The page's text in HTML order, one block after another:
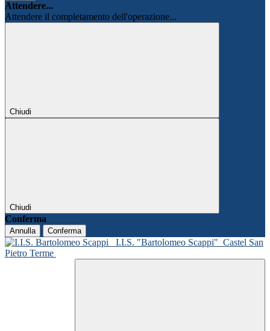
Attendere...
Attendere il completamento dell'operazione...
Chiudi
Chiudi
Conferma
Annulla Conferma
I.I.S. "Bartolomeo Scappi" Castel San
Pietro Terme